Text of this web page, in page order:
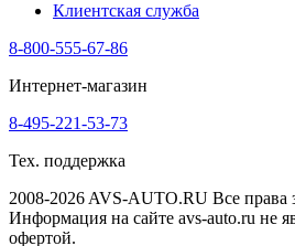
Клиентская служба
8-800-555-67-86
Интернет-магазин
8-495-221-53-73
Тех. поддержка
2008-2026 AVS-AUTO.RU Все
Информация на сайте avs-auto.ru не
офертой.